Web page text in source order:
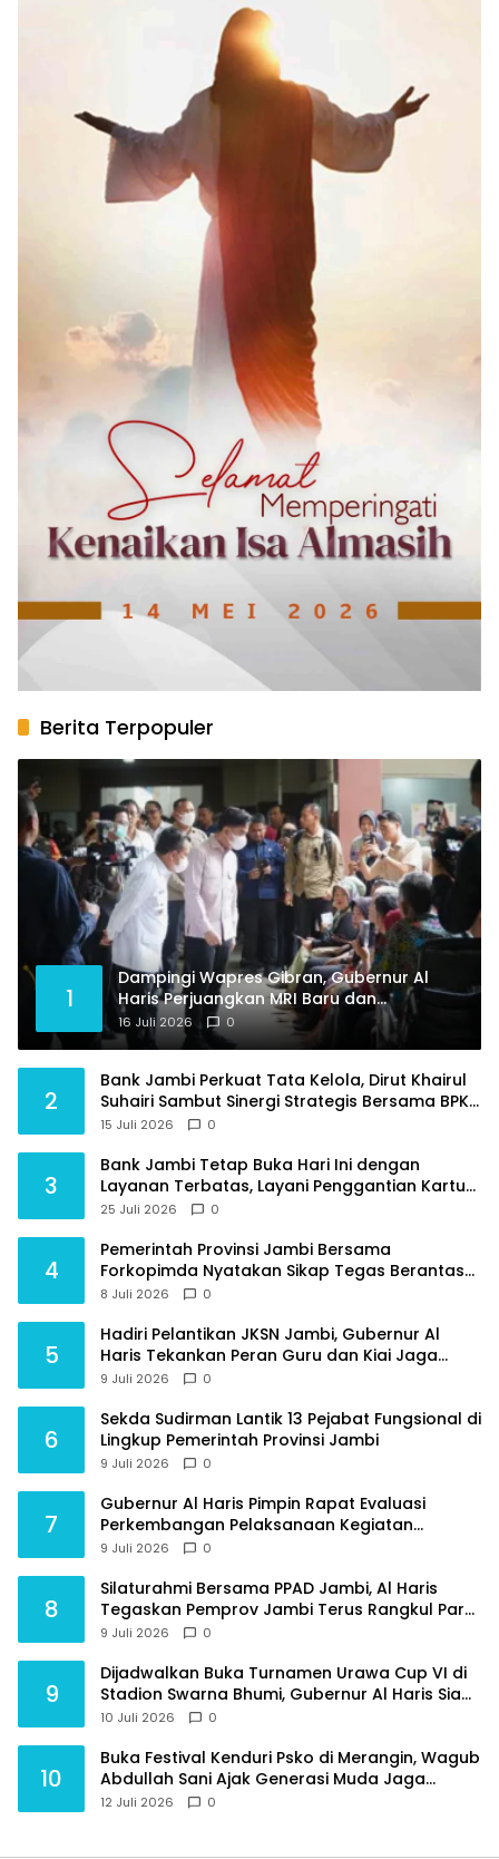
Berita Terpopuler
1
Dampingi Wapres Gibran, Gubernur Al
Haris Perjuangkan MRI Baru dan
Tambahan Dokter Spesialis untuk RSUD
Raden Mattaher
16 Juli 2026 0
2
Bank Jambi Perkuat Tata Kelola, Dirut Khairul
Suhairi Sambut Sinergi Strategis Bersama BPKP
Jambi
15 Juli 2026 0
3
Bank Jambi Tetap Buka Hari Ini dengan
Layanan Terbatas, Layani Penggantian Kartu
ATM dan Perubahan PIN
25 Juli 2026 0
4
Pemerintah Provinsi Jambi Bersama
Forkopimda Nyatakan Sikap Tegas Berantas
Geng Motor
8 Juli 2026 0
5
Hadiri Pelantikan JKSN Jambi, Gubernur Al
Haris Tekankan Peran Guru dan Kiai Jaga
Moral Generasi Bangsa
9 Juli 2026 0
6
Sekda Sudirman Lantik 13 Pejabat Fungsional di
Lingkup Pemerintah Provinsi Jambi
9 Juli 2026 0
7
Gubernur Al Haris Pimpin Rapat Evaluasi
Perkembangan Pelaksanaan Kegiatan
Pembangunan Triwulan II TA 2026
9 Juli 2026 0
8
Silaturahmi Bersama PPAD Jambi, Al Haris
Tegaskan Pemprov Jambi Terus Rangkul Para
Purnawirawan
9 Juli 2026 0
9
Dijadwalkan Buka Turnamen Urawa Cup VI di
Stadion Swarna Bhumi, Gubernur Al Haris Siap
Berlaga Lawan Tim Urawa
10 Juli 2026 0
10
Buka Festival Kenduri Psko di Merangin, Wagub
Abdullah Sani Ajak Generasi Muda Jaga
Budaya dan Jauhi Narkoba
12 Juli 2026 0